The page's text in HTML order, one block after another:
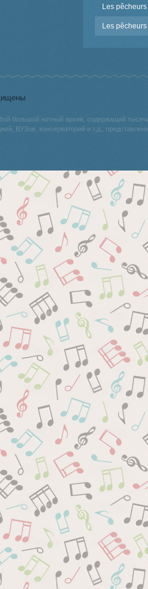
Les
Les
большой нотный архив, содержащий
ВУЗов, консерваторий и т.д.,